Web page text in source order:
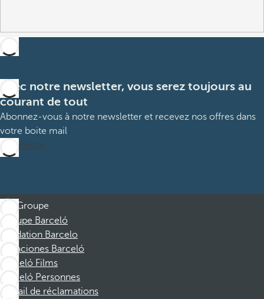
Avec notre newsletter, vous serez toujours au
courant de tout
Abonnez-vous à notre newsletter et recevez nos offres dans
votre boite mail
M’abonner
Groupe
Groupe Barceló
Fondation Barcelo
Vacaciones Barceló
Barceló Films
Barceló Personnes
Portail de réclamations